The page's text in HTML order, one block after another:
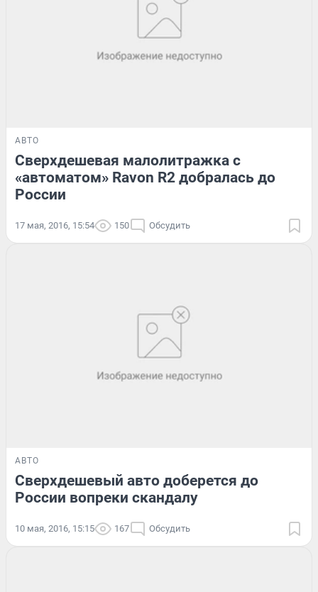
АВТО
Сверхдешевая малолитражка с
«автоматом» Ravon R2 добралась до
России
17 мая, 2016, 15:54 150 Обсудить
АВТО
Сверхдешевый авто доберется до
России вопреки скандалу
10 мая, 2016, 15:15 167 Обсудить